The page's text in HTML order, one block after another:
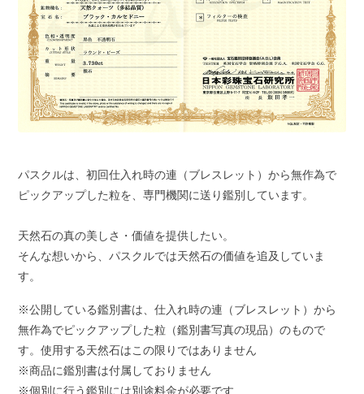
パスクルは、初回仕入れ時の連（ブレスレット）から無作為で
ピックアップした粒を、専門機関に送り鑑別しています。
天然石の真の美しさ・価値を提供したい。
そんな想いから、パスクルでは天然石の価値を追及していま
す。
※公開している鑑別書は、仕入れ時の連（ブレスレット）から
無作為でピックアップした粒（鑑別書写真の現品）のもので
す。使用する天然石はこの限りではありません
※商品に鑑別書は付属しておりません
※個別に行う鑑別には別途料金が必要です